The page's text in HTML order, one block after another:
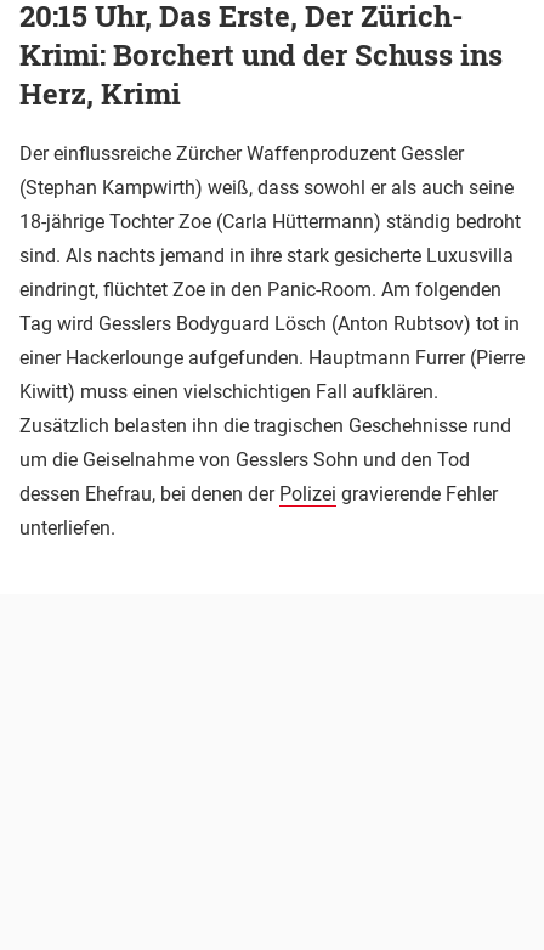
20:15 Uhr, Das Erste, Der Zürich-
Krimi: Borchert und der Schuss ins
Herz, Krimi
Der einflussreiche Zürcher Waffenproduzent Gessler
(Stephan Kampwirth) weiß, dass sowohl er als auch seine
18-jährige Tochter Zoe (Carla Hüttermann) ständig bedroht
sind. Als nachts jemand in ihre stark gesicherte Luxusvilla
eindringt, flüchtet Zoe in den Panic-Room. Am folgenden
Tag wird Gesslers Bodyguard Lösch (Anton Rubtsov) tot in
einer Hackerlounge aufgefunden. Hauptmann Furrer (Pierre
Kiwitt) muss einen vielschichtigen Fall aufklären.
Zusätzlich belasten ihn die tragischen Geschehnisse rund
um die Geiselnahme von Gesslers Sohn und den Tod
dessen Ehefrau, bei denen der Polizei gravierende Fehler
unterliefen.